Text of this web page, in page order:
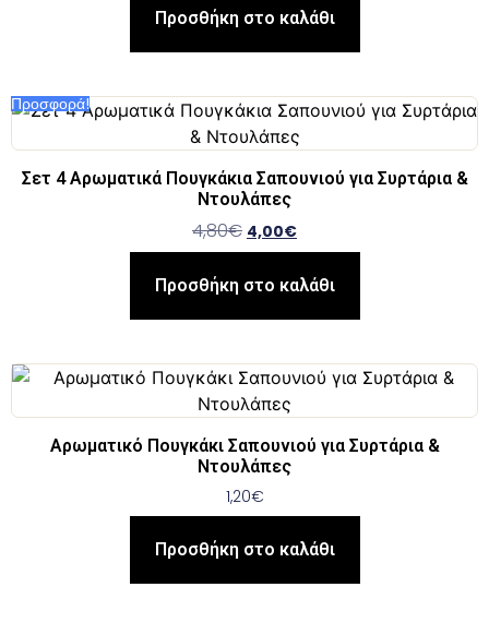
Προσθήκη στο καλάθι
Προσφορά!
Σετ 4 Αρωματικά Πουγκάκια Σαπουνιού για Συρτάρια &
Ντουλάπες
4,80€ 4,00€
Προσθήκη στο καλάθι
Αρωματικό Πουγκάκι Σαπουνιού για Συρτάρια &
Ντουλάπες
1,20€
Προσθήκη στο καλάθι